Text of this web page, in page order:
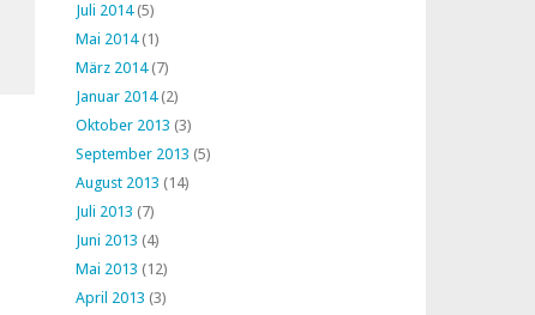
Juli 2014(5)
Mai 2014(1)
März 2014(7)
Januar 2014(2)
Oktober 2013 (3)
September 2013 (5)
August 2013 (14)
Juli 2013 (7)
Juni 2013 (4)
Mai 2013 (12)
April 2013 (3)